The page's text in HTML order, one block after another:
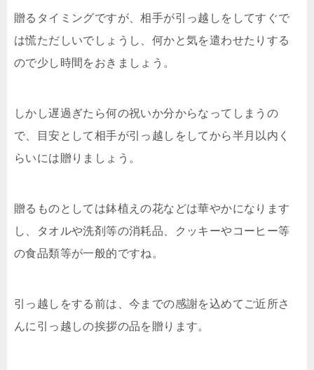
贈るタイミングですが、相手が引っ越しをしてすぐで
は慌ただしいでしょうし、何かと気を遣わせたりする
ので少し時間をおきましょう。
しかし遅過ぎたら何の祝いか分からなってしまうの
で、目安として相手が引っ越しをしてから半月以内く
らいには贈りましょう。
贈るものとしては鉢植えの花などは華やかになります
し、タオルや洗剤等の消耗品、クッキーやコーヒー等
の食品類等が一般的ですね。
引っ越しをする前は、今までの感謝を込めてご近所さ
んに引っ越しの挨拶の品を贈ります。